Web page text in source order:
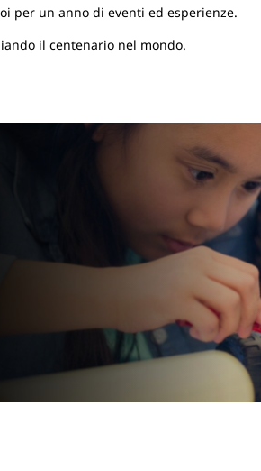
per un anno di eventi ed esperienze.
il centenario nel mondo.